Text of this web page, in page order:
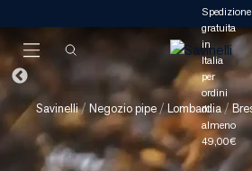
Savinelli/ Negozio pipe/Lombardia/